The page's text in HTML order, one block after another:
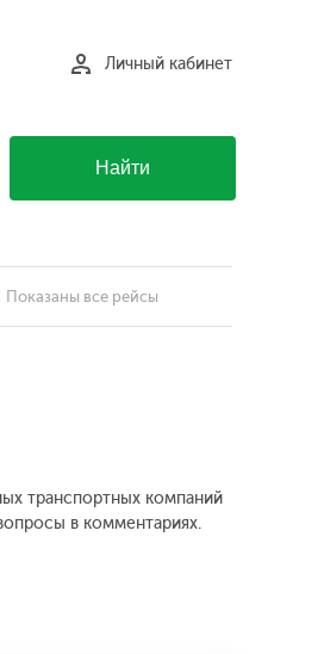
Личный кабинет
Найти
Показаны все рейсы
транспортных компаний
в комментариях.